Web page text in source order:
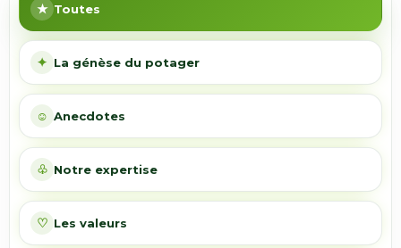
★ Toutes
✦ La génèse du potager
☺ Anecdotes
♧ Notre expertise
♡ Les valeurs